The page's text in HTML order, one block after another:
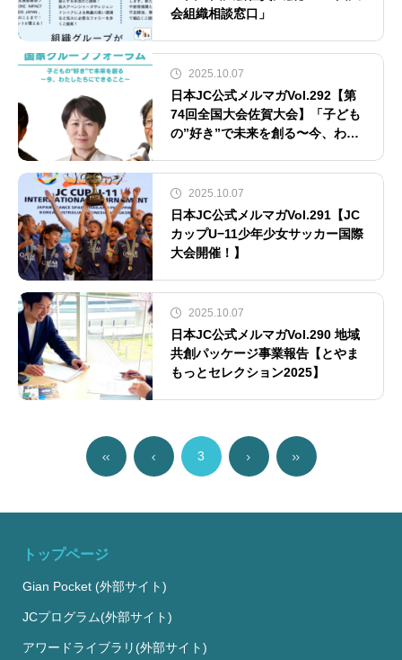
会組織相談窓口」
2025.10.07
日本JC公式メルマガVol.292【第
74回全国大会佐賀大会】「子ども
の”好き”で未来を創る〜今、わた
2025.10.07
日本JC公式メルマガVol.291【JC
カップU−11少年少女サッカー国際
大会開催！】
2025.10.07
日本JC公式メルマガVol.290 地域
共創パッケージ事業報告【とやま
もっとセレクション2025】
3
トップページ
Gian Pocket (外部サイト)
JCプログラム(外部サイト)
アワードライブラリ(外部サイト)